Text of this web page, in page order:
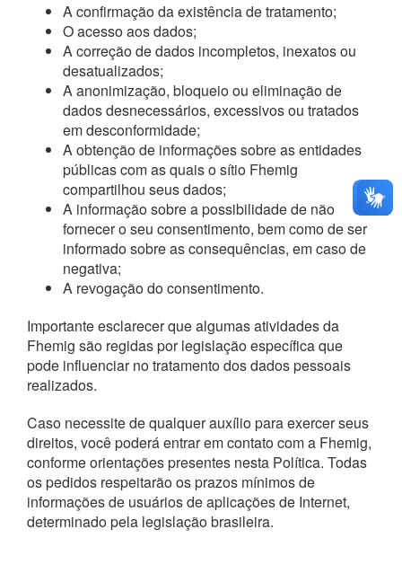
A confirmação da existência de tratamento;
O acesso aos dados;
A correção de dados incompletos, inexatos ou
desatualizados;
A anonimização, bloqueio ou eliminação de
dados desnecessários, excessivos ou tratados
em desconformidade;
A obtenção de informações sobre as entidades
públicas com as quais o sítio Fhemig
compartilhou seus dados;
A informação sobre a possibilidade de não
fornecer o seu consentimento, bem como de ser
informado sobre as consequências, em caso de
negativa;
A revogação do consentimento.
Importante esclarecer que algumas atividades da
Fhemig são regidas por legislação específica que
pode influenciar no tratamento dos dados pessoais
realizados.
Caso necessite de qualquer auxílio para exercer seus
direitos, você poderá entrar em contato com a Fhemig,
conforme orientações presentes nesta Política. Todas
os pedidos respeitarão os prazos mínimos de
informações de usuários de aplicações de Internet,
determinado pela legislação brasileira.